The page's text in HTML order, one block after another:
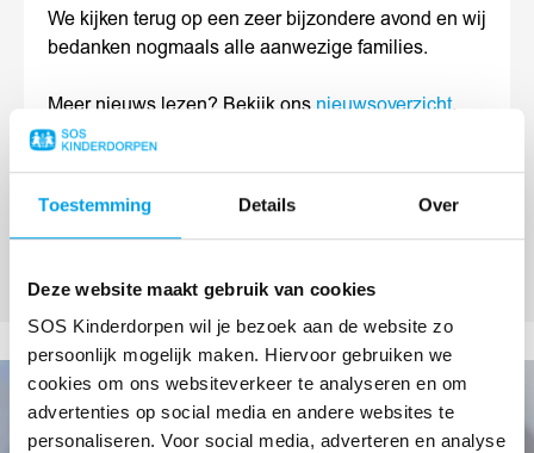
Toestemming Details Over
Deze website maakt gebruik van cookies
SOS Kinderdorpen wil je bezoek aan de website zo
persoonlijk mogelijk maken. Hiervoor gebruiken we
cookies om ons websiteverkeer te analyseren en om
advertenties op social media en andere websites te
personaliseren. Voor social media, adverteren en analyse
We kijken terug op een zeer bijzondere avond en wij
bedanken nogmaals alle aanwezige families.
Meer nieuws lezen? Bekijk ons nieuwsoverzicht.
Share
on
ShareShare
on
Laat kinderen veilig opgroeien